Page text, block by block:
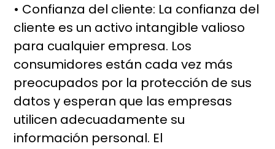
• Confianza del cliente: La confianza del
cliente es un activo intangible valioso
para cualquier empresa. Los
consumidores están cada vez más
preocupados por la protección de sus
datos y esperan que las empresas
utilicen adecuadamente su
información personal. El